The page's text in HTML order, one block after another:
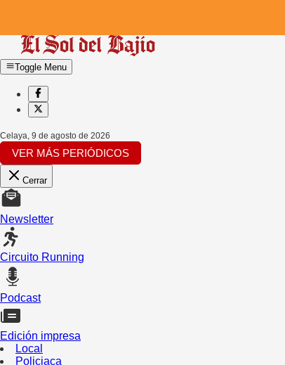
Toggle Menu
Celaya, 9 de agosto de 2026
VER MÁS PERIÓDICOS
Cerrar
Newsletter
Circuito Running
Podcast
Edición impresa
Local
Policiaca